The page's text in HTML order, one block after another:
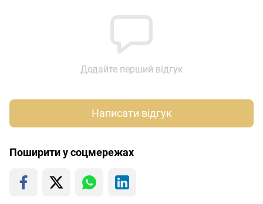
Додайте перший відгук
Написати відгук
Поширити у соцмережах